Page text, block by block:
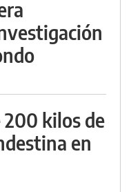
200 kilos de
en